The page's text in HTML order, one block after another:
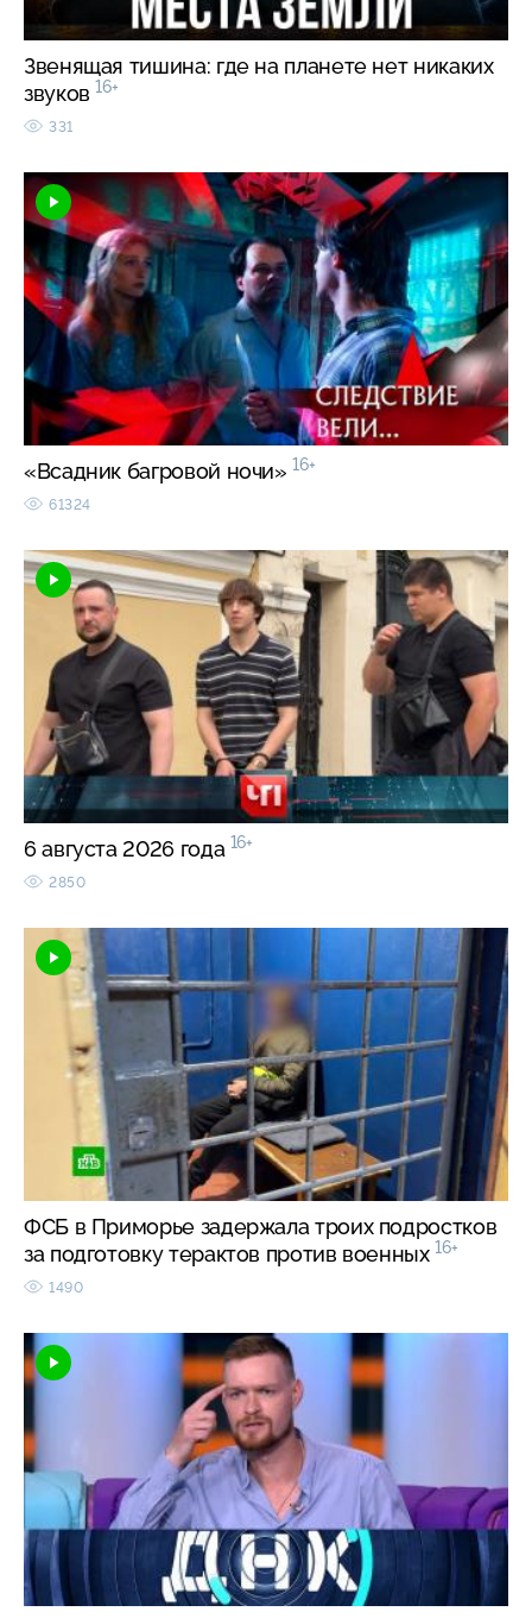
Звенящая тишина: где на планете нет никаких
звуков 16+
331
«Всадник багровой ночи» 16+
61324
6 августа 2026 года 16+
2850
ФСБ в Приморье задержала троих подростков
за подготовку терактов против военных 16+
1490